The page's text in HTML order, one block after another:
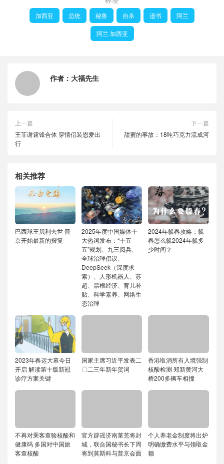
加西亚 总统 秘鲁 自杀 遗书 阿兰
阿兰·加西亚
作者： 大福先生
上一篇
王菲谢霆锋合体 穿情侣装恩爱出
行
下一篇
甜蜜的事故：18吨巧克力流成河
相关推荐
巴西球王贝利去世 普
京开始最新的报复
2025年度中国媒体十
大热词发布：“十五
五”规划、九三阅兵、
全球治理倡议、
DeepSeek（深度求
索）、人形机器人、苏
超、票根经济、育儿补
贴、科学素养、网络生
态治理
2024年躲春攻略：躲
春怎么躲2024年躲多
少时间？
2023年春运大幕今日
开启 解读第十版新冠
诊疗方案关键
国家主席习近平发表二
〇二三年新年贺词
香港取消所有入境强制
核酸检测 郑新黄河大
桥200多辆车相撞
不再对乘客查验核酸和
健康码 多国对中国旅
客查核酸
官方辟谣济南莱芜将封
城，联合国秘书长下周
将到莫斯科与普京会面
个人养老金制度将出炉
明确缴费水平与领取金
额